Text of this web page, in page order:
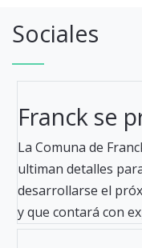
Sociales
Franck se
La Comuna de
ultiman detalles
desarrollarse el
y que contará con